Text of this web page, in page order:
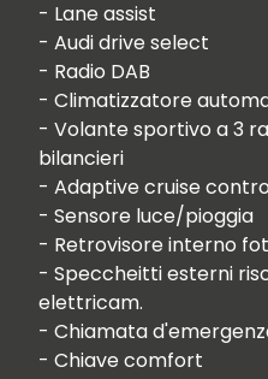
- Lane assist
- Audi drive select
- Radio DAB
- Climatizzatore
- Volante sportivo a 3
bilancieri
- Adaptive cruise
- Sensore luce/pioggia
- Retrovisore interno
- Speccheitti esterni
elettricam.
- Chiamata
- Chiave comfort